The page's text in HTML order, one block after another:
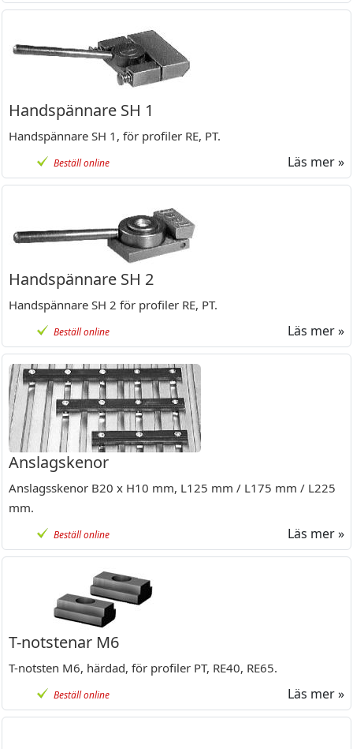
Handspännare SH 1
Handspännare SH 1, för profiler RE, PT.
Beställ online Läs mer »
Handspännare SH 2
Handspännare SH 2 för profiler RE, PT.
Beställ online Läs mer »
Anslagskenor
Anslagsskenor B20 x H10 mm, L125 mm / L175 mm / L225
mm.
Beställ online Läs mer »
T-notstenar M6
T-notsten M6, härdad, för profiler PT, RE40, RE65.
Beställ online Läs mer »